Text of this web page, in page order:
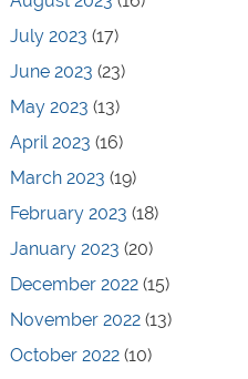
July 2023 (17)
June 2023 (23)
May 2023 (13)
April 2023 (16)
March 2023 (19)
February 2023 (18)
January 2023 (20)
December 2022 (15)
November 2022 (13)
October 2022 (10)